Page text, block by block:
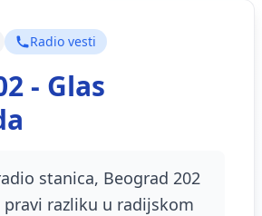
Radio vesti
- Glas
stanica, Beograd 202
pravi razliku u radijskom